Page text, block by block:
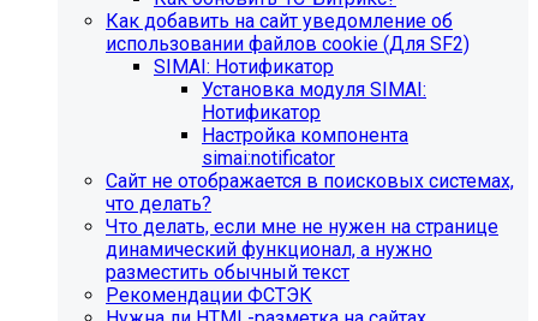
Как добавить на сайт уведомление об
использовании файлов cookie (Для SF2)
SIMAI: Нотификатор
Установка модуля SIMAI:
Нотификатор
Настройка компонента
simai:notificator
Сайт не отображается в поисковых системах,
что делать?
Что делать, если мне не нужен на странице
динамический функционал, а нужно
разместить обычный текст
Рекомендации ФСТЭК